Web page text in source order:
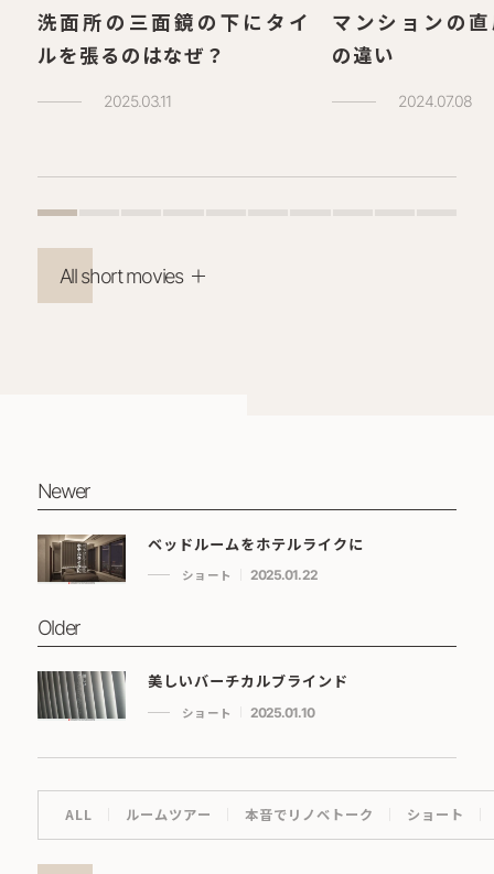
洗面所の三面鏡の下にタイ
ルを張るのはなぜ？
2025.03.11
マンションの
の違い
2024.07.08
All short movies
Newer
ベッドルームをホテルライクに
ショート 2025.01.22
Older
美しいバーチカルブラインド
ショート 2025.01.10
ALL ルームツアー 本音でリノベトーク ショート